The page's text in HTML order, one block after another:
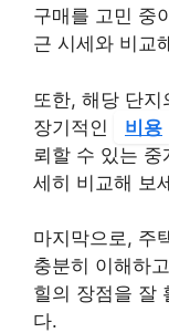
구매를 고민 중
근 시세와 비교
또한, 해당 단지
장기적인
비용
뢰할 수 있는
세히 비교해 보
마지막으로, 주
충분히 이해하
힐의 장점을 잘
다.